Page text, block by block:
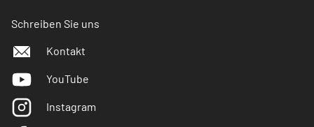
Schreiben Sie uns
Kontakt
YouTube
Instagram